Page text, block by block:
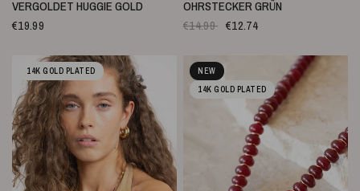
VERGOLDET HUGGIE GOLD
€19.99
OHRSTECKER GRÜN
€14.99 €12.74
14K GOLD PLATED
NEW
14K GOLD PLATED